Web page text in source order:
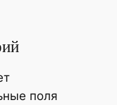
поля